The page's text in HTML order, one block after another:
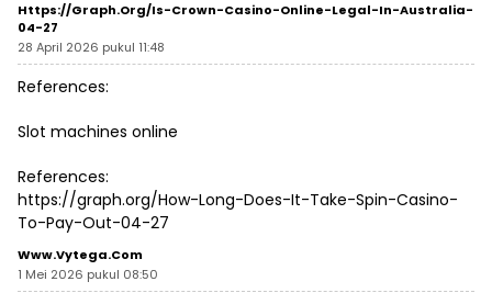
Https://graph.org/Is-Crown-Casino-Online-Legal-In-Australia-
04-27
28 April 2026 pukul 11:48
References:
Slot machines online
References:
https://graph.org/How-Long-Does-It-Take-Spin-Casino-
To-Pay-Out-04-27
Www.vytega.com
1 Mei 2026 pukul 08:50